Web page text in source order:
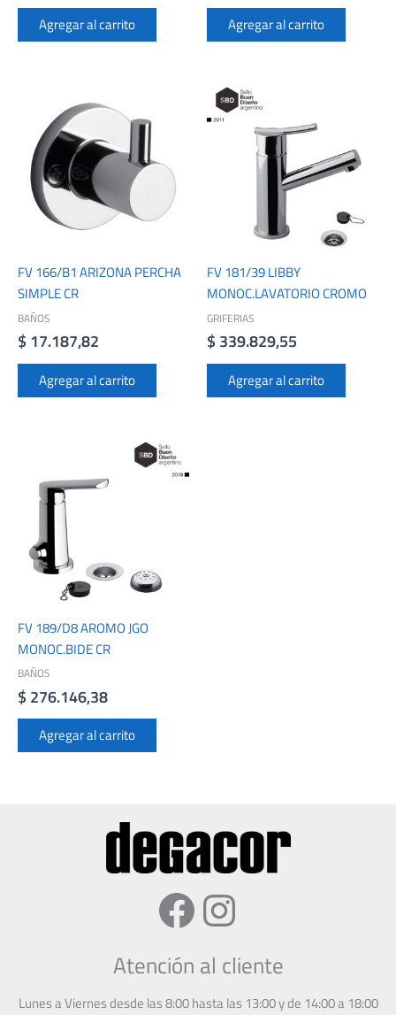
Agregar al carrito Agregar al carrito
FV 166/B1 ARIZONA PERCHA
SIMPLE CR
BAÑOS
$ 17.187,82
Agregar al carrito
FV 181/39 LIBBY
MONOC.LAVATORIO CROMO
GRIFERIAS
$ 339.829,55
Agregar al carrito
FV 189/D8 AROMO JGO
MONOC.BIDE CR
BAÑOS
$ 276.146,38
Agregar al carrito
Facebook
Instagram
Atención al cliente
Lunes a Viernes desde las 8:00 hasta las 13:00 y de 14:00 a 18:00